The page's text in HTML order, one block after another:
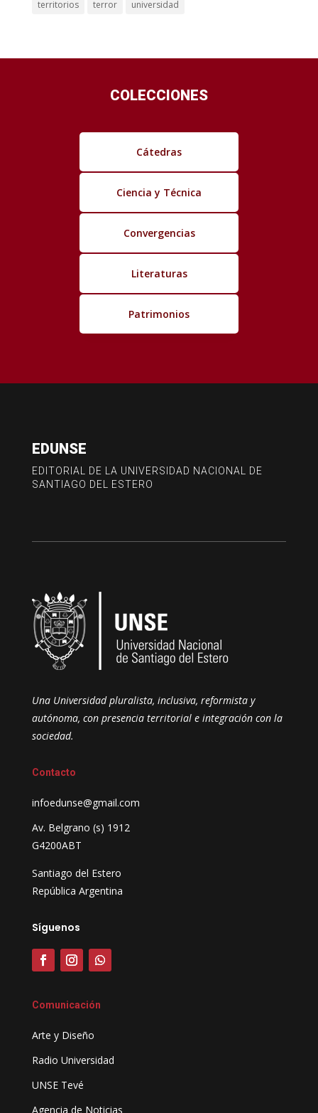
territorios
terror universidad
COLECCIONES
Cátedras
Ciencia y Técnica
Convergencias
Literaturas
Patrimonios
EDUNSE
EDITORIAL DE LA UNIVERSIDAD NACIONAL DE
SANTIAGO DEL ESTERO
Una Universidad pluralista, inclusiva, reformista y
autónoma, con presencia territorial e integración con la
sociedad.
Contacto
infoedunse@gmail.com
Av. Belgrano (s) 1912
G4200ABT
Santiago del Estero
República Argentina
Síguenos
Comunicación
Arte y Diseño
Radio Universidad
UNSE Tevé
Agencia de Noticias